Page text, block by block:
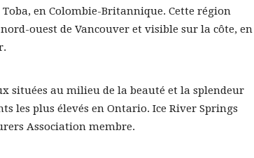
Toba, en Colombie-Britannique. Cette région
ouest de Vancouver et visible sur la côte, en
situées au milieu de la beauté et la splendeur
les plus élevés en Ontario. Ice River Springs
Association membre.